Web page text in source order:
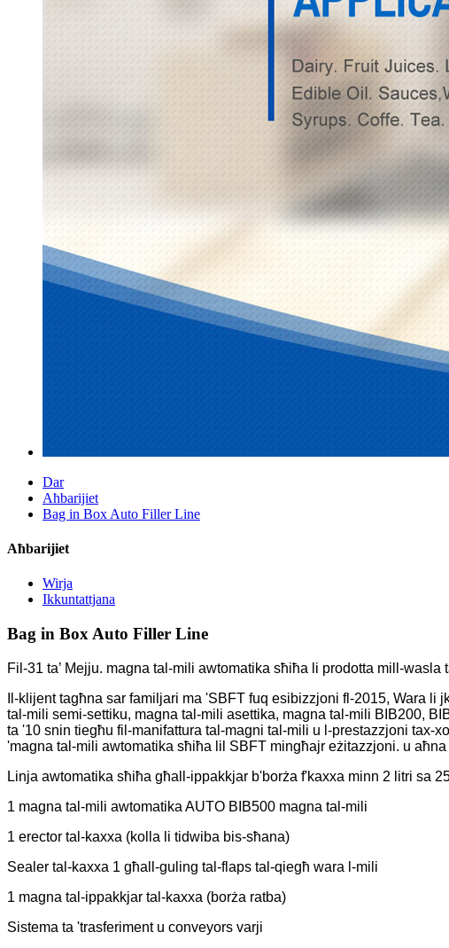
Dar
Aħbarijiet
Bag in Box Auto Filler Line
Aħbarijiet
Wirja
Ikkuntattjana
Bag in Box Auto Filler Line
Fil-31 ta’ Mejju. magna tal-mili awtomatika sħiħa li prodotta mill-
Il-klijent tagħna sar familjari ma 'SBFT fuq esibizzjoni fl-2015, Wara
tal-mili semi-settiku, magna tal-mili asettika, magna tal-mili BIB200,
ta '10 snin tiegħu fil-manifattura tal-magni tal-mili u l-prestazzjoni tax-
'magna tal-mili awtomatika sħiħa lil SBFT mingħajr eżitazzjoni. u
Linja awtomatika sħiħa għall-ippakkjar b'borża f'kaxxa minn 2 litri sa
1 magna tal-mili awtomatika AUTO BIB500 magna tal-mili
1 erector tal-kaxxa (kolla li tidwiba bis-sħana)
Sealer tal-kaxxa 1 għall-guling tal-flaps tal-qiegħ wara l-mili
1 magna tal-ippakkjar tal-kaxxa (borża ratba)
Sistema ta 'trasferiment u conveyors varji